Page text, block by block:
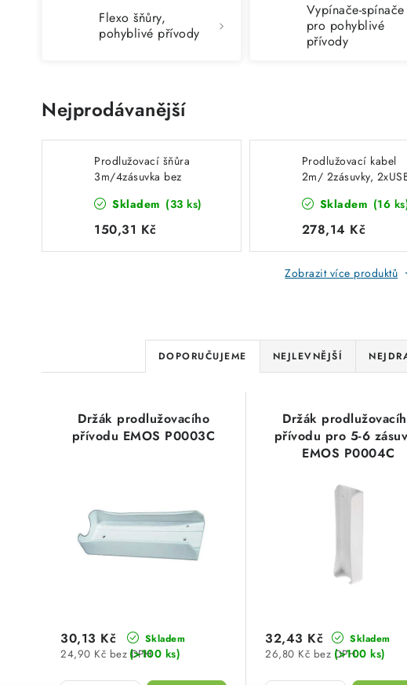
Flexo šňůry,
pohyblivé přívody
Vypínače-spínače
pro pohyblivé
přívody
Nejprodávanější
Prodlužovací šňůra
3m/4zásuvka bez
EMOS PC0413
Skladem (33 ks)
150,31 Kč
Prodlužovací kabel
2m/ 2zásuvky,
vypínače barva bílá
EMOS P0212U
Skladem (16
278,14 Kč
Zobrazit více produktů
Ř
a
z
e
í
p
r
u
DOPORUČUJEME NEJLEVNĚJŠÍ
Držák prodlužovacího
přívodu EMOS P0003C
Skladem
(>100 ks)
24,90 Kč bez DPH
30,13 Kč
Držák
přívodu pro 5-6
EMOS P0004C
Skladem
(>100 ks)
26,80 Kč bez DPH
32,43 Kč